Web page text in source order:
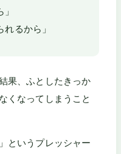
るから」
果、ふとしたきっか
くなってしまうこと
というプレッシャー